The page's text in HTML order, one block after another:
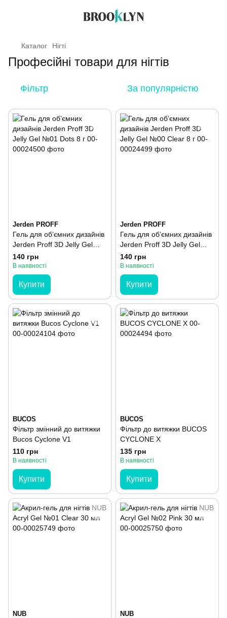
Каталог Нігті
Професійні товари для нігтів
Фільтр За популярністю
Jerden PROFF
Гель для об’ємних дизайнів
Jerden Proff 3D Jelly Gel
№01 Dots 8 г
140 грн
В наявності
Купити
Jerden PROFF
Гель для об’ємних дизайнів
Jerden Proff 3D Jelly Gel
№00 Clear 8 г
140 грн
В наявності
Купити
BUCOS
Фільтр змінний до витяжки
Bucos Cyclone V1
110 грн
В наявності
Купити
BUCOS
Фільтр до витяжки BUCOS
CYCLONE X
135 грн
В наявності
Купити
NUB NUB